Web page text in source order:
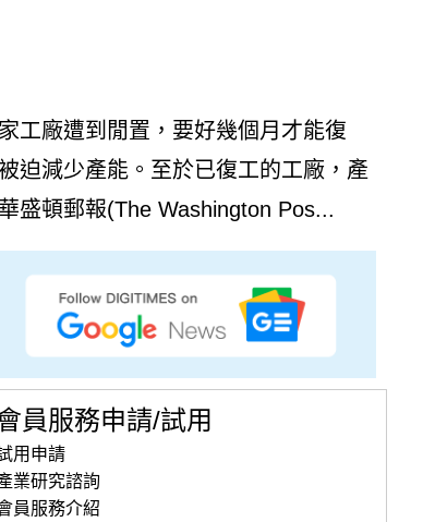
工廠遭到閒置，要好幾個月才能復
迫減少產能。至於已復工的工廠，產
盛頓郵報(The Washington Pos...
員服務申請/試用
用申請
業研究諮詢
員服務介紹